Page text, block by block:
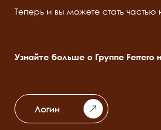
Теперь и вы можете стать
Узнайте больше о Группе Ferrero
Логин